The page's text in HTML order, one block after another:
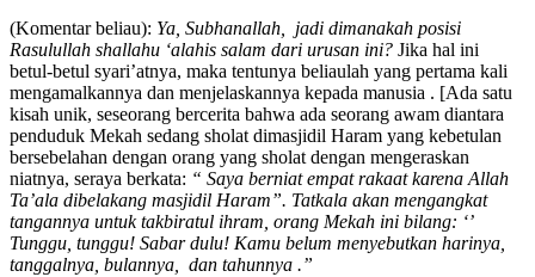
(Komentar beliau):Ya, Subhanallah, jadi dimanakah posisi
Rasulullah shallahu ‘alahis salam dari urusan ini?Jika hal ini
betul-betul syari’atnya, maka tentunya beliaulah yang pertama kali
mengamalkannya dan menjelaskannya kepada manusia . [Ada satu
kisah unik, seseorang bercerita bahwa ada seorang awam diantara
penduduk Mekah sedang sholat dimasjidil Haram yang kebetulan
bersebelahan dengan orang yang sholat dengan mengeraskan
niatnya, seraya berkata:“ Saya berniat empat rakaat karena Allah
Ta’ala dibelakang masjidil Haram”. Tatkala akan mengangkat
tangannya untuk takbiratul ihram, orang Mekah ini bilang: ‘’
Tunggu, tunggu! Sabar dulu! Kamu belum menyebutkan harinya,